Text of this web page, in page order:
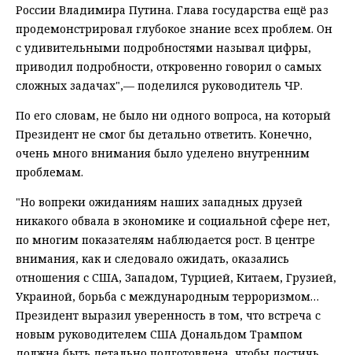
России Владимира Путина. Глава государства ещё раз
продемонстрировал глубокое знание всех проблем. Он
с удивительными подробностями называл цифры,
приводил подробности, откровенно говорил о самых
сложных задачах",— поделился руководитель ЧР.
По его словам, не было ни одного вопроса, на который
Президент не смог бы детально ответить. Конечно,
очень много внимания было уделено внутренним
проблемам.
"Но вопреки ожиданиям наших западных друзей
никакого обвала в экономике и социальной сфере нет,
по многим показателям наблюдается рост. В центре
внимания, как и следовало ожидать, оказались
отношения с США, Западом, Турцией, Китаем, Грузией,
Украиной, борьба с международным терроризмом…
Президент выразил уверенность в том, что встреча с
новым руководителем США Дональдом Трампом